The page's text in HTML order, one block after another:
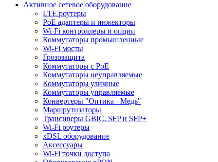
Активное сетевое оборудование
LTE роутеры
PoE адаптеры и инжекторы
Wi-Fi контроллеры и опции
Коммутаторы промышленные
Wi-Fi мосты
Грозозащита
Коммутаторы c PoE
Коммутаторы неуправляемые
Коммутаторы уличные
Коммутаторы управляемые
Конвертеры "Оптика - Медь"
Маршрутизаторы
Трансиверы GBIC, SFP и SFP+
Wi-Fi роутеры
xDSL оборудование
Аксессуары
Wi-Fi точки доступа